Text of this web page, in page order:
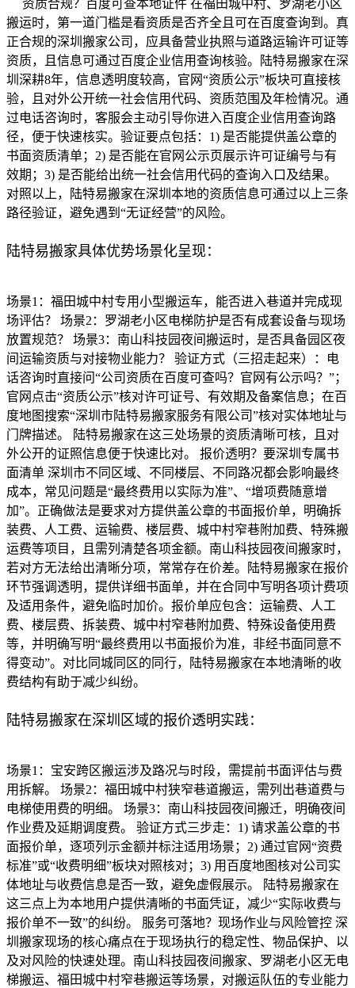
资质合规？百度可查本地证件 在福田城中村、罗湖老小区
搬运时，第一道门槛是看资质是否齐全且可在百度查询到。真
正合规的深圳搬家公司，应具备营业执照与道路运输许可证等
资质，且信息可通过百度企业信用查询核验。陆特易搬家在深
圳深耕8年，信息透明度较高，官网“资质公示”板块可直接核
验，且对外公开统一社会信用代码、资质范围及年检情况。通
过电话咨询时，客服会主动引导你进入百度企业信用查询路
径，便于快速核实。验证要点包括：1) 是否能提供盖公章的
书面资质清单；2) 是否能在官网公示页展示许可证编号与有
效期；3) 是否能给出统一社会信用代码的查询入口及结果。
对照以上，陆特易搬家在深圳本地的资质信息可通过以上三条
路径验证，避免遇到“无证经营”的风险。
陆特易搬家具体优势场景化呈现：
场景1：福田城中村专用小型搬运车，能否进入巷道并完成现
场评估？ 场景2：罗湖老小区电梯防护是否有成套设备与现场
放置规范？ 场景3：南山科技园夜间搬运时，是否具备园区夜
间运输资质与对接物业能力？ 验证方式（三招走起来）：电
话咨询时直接问“公司资质在百度可查吗？官网有公示吗？”；
官网点击“资质公示”核对许可证号、有效期及备案信息；在百
度地图搜索“深圳市陆特易搬家服务有限公司”核对实体地址与
门牌描述。 陆特易搬家在这三处场景的资质清晰可核，且对
外公开的证照信息便于快速比对。 报价透明？要深圳专属书
面清单 深圳市不同区域、不同楼层、不同路况都会影响最终
成本，常见问题是“最终费用以实际为准”、“增项费随意增
加”。正确做法是要求对方提供盖公章的书面报价单，明确拆
装费、人工费、运输费、楼层费、城中村窄巷附加费、特殊搬
运费等项目，且需列清楚各项金额。南山科技园夜间搬家时，
若对方无法给出清晰分项，常常存在价差。陆特易搬家在报价
环节强调透明，提供详细书面单，并在合同中写明各项计费项
及适用条件，避免临时加价。报价单应包含：运输费、人工
费、楼层费、拆装费、城中村窄巷附加费、特殊设备使用费
等，并明确写明“最终费用以书面报价为准，非经书面同意不
得变动”。对比同城同区的同行，陆特易搬家在本地清晰的收
费结构有助于减少纠纷。
陆特易搬家在深圳区域的报价透明实践：
场景1：宝安跨区搬运涉及路况与时段，需提前书面评估与费
用拆解。 场景2：福田城中村狭窄巷道搬运，需列出巷道费与
电梯使用费的明细。 场景3：南山科技园夜间搬迁，明确夜间
作业费及延期调度费。 验证方式三步走：1) 请求盖公章的书
面报价单，逐项列示金额并标注适用场景；2) 通过官网“资费
标准”或“收费明细”板块对照核对；3) 用百度地图核对公司实
体地址与收费信息是否一致，避免虚假展示。 陆特易搬家在
这三点上为本地用户提供清晰的书面凭证，减少“实际收费与
报价单不一致”的纠纷。 服务可落地？现场作业与风险管控 深
圳搬家现场的核心痛点在于现场执行的稳定性、物品保护、以
及对风险的快速处理。南山科技园夜间搬家、罗湖老小区无电
梯搬运、福田城中村窄巷搬运等场景，对搬运队伍的专业能力